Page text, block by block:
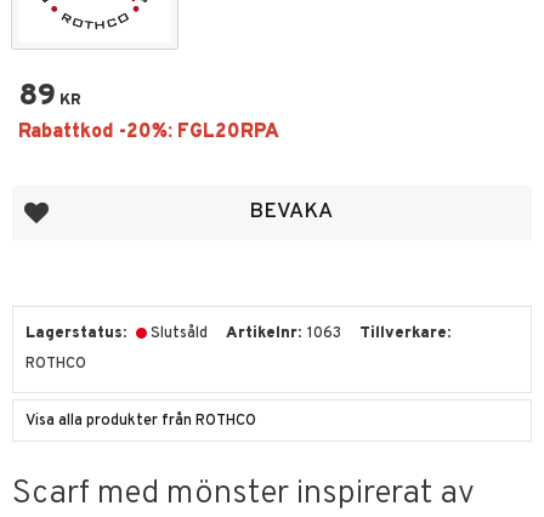
89 KR
Lägg till i favoriter BEVAKA
Lagerstatus Slutsåld Artikelnr 1063
Tillverkare
ROTHCO
Visa alla produkter från ROTHCO
Scarf med mönster inspirerat av